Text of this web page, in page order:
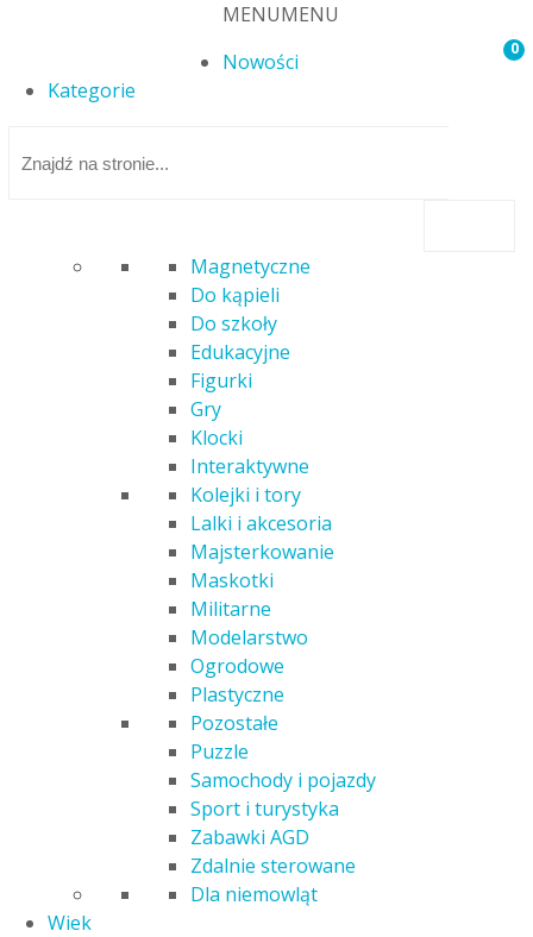
0
MENUMENU
Nowości
Kategorie
Magnetyczne
Do kąpieli
Do szkoły
Edukacyjne
Figurki
Gry
Klocki
Interaktywne
Kolejki i tory
Lalki i akcesoria
Majsterkowanie
Maskotki
Militarne
Modelarstwo
Ogrodowe
Plastyczne
Pozostałe
Puzzle
Samochody i pojazdy
Sport i turystyka
Zabawki AGD
Zdalnie sterowane
Dla niemowląt
Wiek
/ 2 Styczeń, 3 Styczeń, 5 Styczeń 2026 – SKLEP
NIECZYNNY- REMANENT
2 Styczeń, 3 Styczeń, 5 Styczeń
2026 – SKLEP NIECZYNNY-
REMANENT
BAGIŃSKI